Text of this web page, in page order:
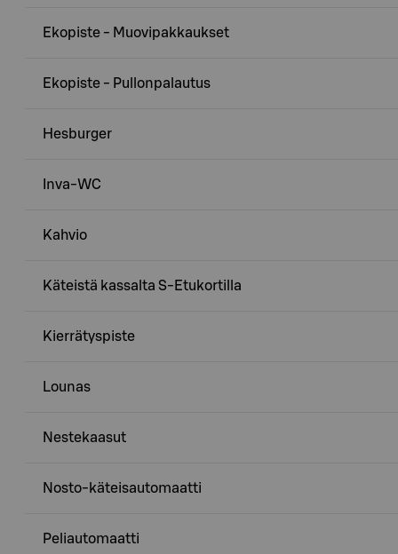
Ekopiste - Muovipakkaukset
Ekopiste - Pullonpalautus
Hesburger
Inva-WC
Kahvio
Käteistä kassalta S-Etukortilla
Kierrätyspiste
Lounas
Nestekaasut
Nosto-käteisautomaatti
Peliautomaatti